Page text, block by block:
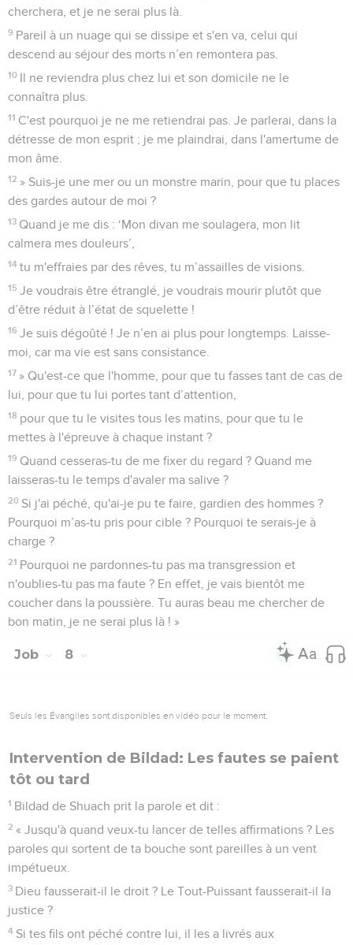
cherchera, et je ne serai plus là.
9 Pareil à un nuage qui se dissipe et s'en va, celui qui
descend au séjour des morts n’en remontera pas.
10 Il ne reviendra plus chez lui et son domicile ne le
connaîtra plus.
11 C'est pourquoi je ne me retiendrai pas. Je parlerai, dans la
détresse de mon esprit ; je me plaindrai, dans l'amertume de
mon âme.
12 » Suis-je une mer ou un monstre marin, pour que tu places
des gardes autour de moi ?
13 Quand je me dis : ‘Mon divan me soulagera, mon lit
calmera mes douleurs’,
14 tu m'effraies par des rêves, tu m’assailles de visions.
15 Je voudrais être étranglé, je voudrais mourir plutôt que
d’être réduit à l’état de squelette !
16 Je suis dégoûté ! Je n’en ai plus pour longtemps. Laisse-
moi, car ma vie est sans consistance.
17 » Qu'est-ce que l'homme, pour que tu fasses tant de cas de
lui, pour que tu lui portes tant d’attention,
18 pour que tu le visites tous les matins, pour que tu le
mettes à l'épreuve à chaque instant ?
19 Quand cesseras-tu de me fixer du regard ? Quand me
laisseras-tu le temps d'avaler ma salive ?
20 Si j'ai péché, qu'ai-je pu te faire, gardien des hommes ?
Pourquoi m’as-tu pris pour cible ? Pourquoi te serais-je à
charge ?
21 Pourquoi ne pardonnes-tu pas ma transgression et
n'oublies-tu pas ma faute ? En effet, je vais bientôt me
coucher dans la poussière. Tu auras beau me chercher de
bon matin, je ne serai plus là ! »
Job 8
Seuls les Évangiles sont disponibles en vidéo pour le moment.
Intervention de Bildad: Les fautes se paient
tôt ou tard
1 Bildad de Shuach prit la parole et dit :
2 « Jusqu'à quand veux-tu lancer de telles affirmations ? Les
paroles qui sortent de ta bouche sont pareilles à un vent
impétueux.
3 Dieu fausserait-il le droit ? Le Tout-Puissant fausserait-il la
justice ?
4 Si tes fils ont péché contre lui, il les a livrés aux